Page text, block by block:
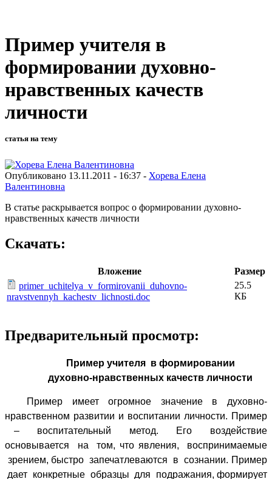
Пример учителя в
формировании духовно-
нравственных качеств
личности
статья на тему
Опубликовано 13.11.2011 - 16:37 - Хорева Елена
Валентиновна
В статье раскрывается вопрос о формировании духовно-
нравственных качеств личности
Скачать:
Вложение
Размер
primer_uchitelya_v_formirovanii_duhovno-
nravstvennyh_kachestv_lichnosti.doc
25.5
КБ
Предварительный просмотр:
Пример учителя в формировании
духовно-нравственных качеств личности
Пример имеет огромное значение в духовно-
нравственном развитии и воспитании личности. Пример
– воспитательный метод. Его воздействие
основывается на том, что явления, воспринимаемые
зрением, быстро запечатлеваются в сознании. Пример
дает конкретные образцы для подражания, формирует